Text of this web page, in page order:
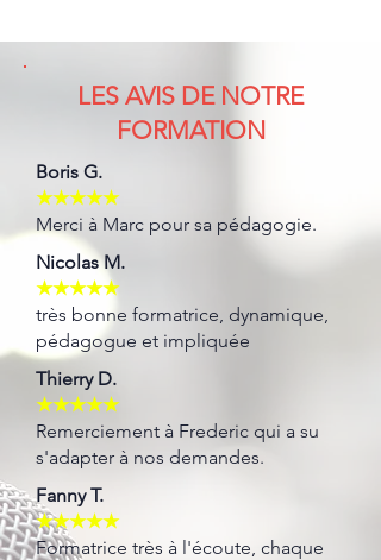
LES AVIS DE NOTRE
FORMATION
Boris G.
★★★★★
Merci à Marc pour sa pédagogie.
Nicolas M.
★★★★★
très bonne formatrice, dynamique,
pédagogue et impliquée
Thierry D.
★★★★★
Remerciement à Frederic qui a su
s'adapter à nos demandes.
Fanny T.
★★★★★
Formatrice très à l'écoute, chaque